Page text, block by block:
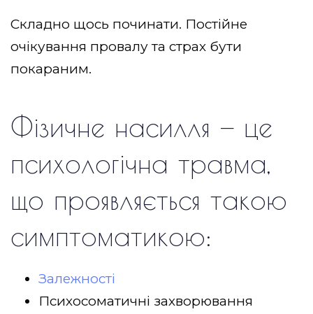
Складно щось починати. Постійне
очікування провалу та страх бути
покараним.
Фізичне насилля — це
психологічна травма,
що проявляється такою
симптоматикою:
Залежності
Психосоматичні захворювання